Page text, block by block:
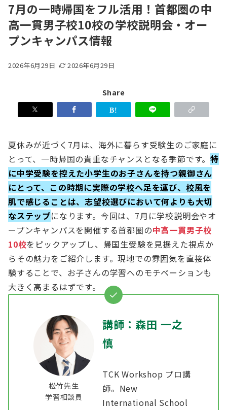
7月の一時帰国をフル活用！首都圏の中
高一貫男子校10校の学校説明会・オー
プンキャンパス情報
2026年6月29日 2026年6月29日
Share
夏休みが近づく7月は、海外に暮らす受験生のご家庭に
とって、一時帰国の貴重なチャンスとなる季節です。特
に中学受験を控えた小学生のお子さんを持つ親御さん
にとって、この時期に実際の学校へ足を運び、校風を
肌で感じることは、志望校選びにおいて何よりも大切
なステップになります。今回は、7月に学校説明会やオ
ープンキャンパスを開催する首都圏の中高一貫男子校
10校をピックアップし、帰国生受験を見据えた視点か
らその魅力をご紹介します。現地での雰囲気を直接体
験することで、お子さんの学習へのモチベーションも
大きく高まるはずです。
松竹先生
学習相談員
講師：森田 一之
慎
TCK Workshop プロ講
師。New
International School